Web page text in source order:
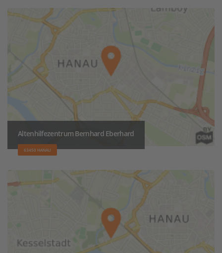
Altenhilfezentrum Bernhard Eberhard
63450 HANAU